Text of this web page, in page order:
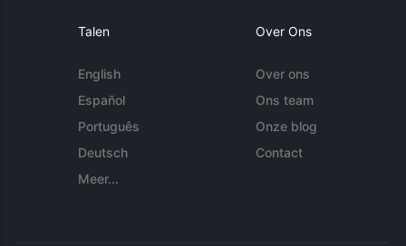
Talen
English
Español
Português
Deutsch
Meer...
Over Ons
Over ons
Ons team
Onze blog
Contact